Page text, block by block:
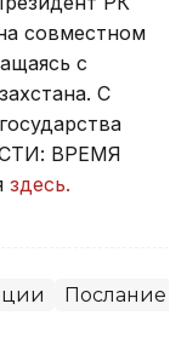
совместном
с
С
ВРЕМЯ
здесь.
Послание